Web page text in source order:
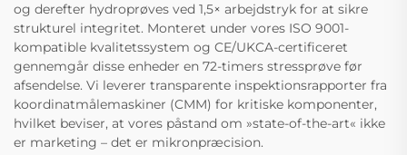
og derefter hydroprøves ved 1,5× arbejdstryk for at sikre
strukturel integritet. Monteret under vores ISO 9001-
kompatible kvalitetssystem og CE/UKCA-certificeret
gennemgår disse enheder en 72-timers stressprøve før
afsendelse. Vi leverer transparente inspektionsrapporter fra
koordinatmålemaskiner (CMM) for kritiske komponenter,
hvilket beviser, at vores påstand om »state-of-the-art« ikke
er marketing – det er mikronpræcision.